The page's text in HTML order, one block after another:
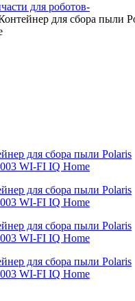
для роботов-
для сбора пыли